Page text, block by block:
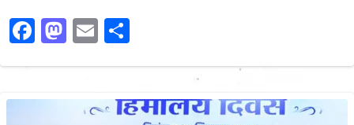
Facebook
Mastodon
Email